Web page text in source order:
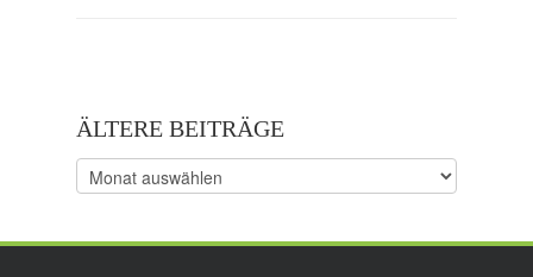
ÄLTERE BEITRÄGE
Ältere
Beiträge